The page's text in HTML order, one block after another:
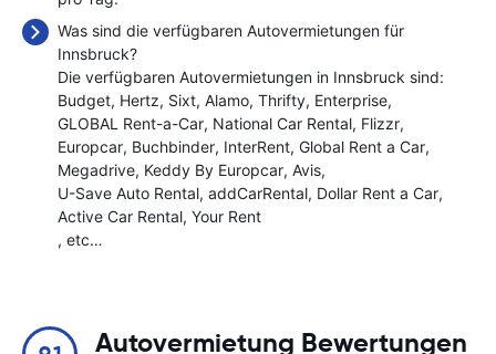
Was sind die verfügbaren Autovermietungen für
Innsbruck?
Die verfügbaren Autovermietungen in Innsbruck sind:
Budget Hertz Sixt Alamo Thrifty Enterprise
GLOBAL Rent-a-Car National Car Rental Flizzr
Europcar Buchbinder InterRent Global Rent a Car
Megadrive Keddy By Europcar Avis
U-Save Auto Rental addCarRental Dollar Rent a Car
Active Car Rental Your Rent
, etc…
Autovermietung Bewertungen